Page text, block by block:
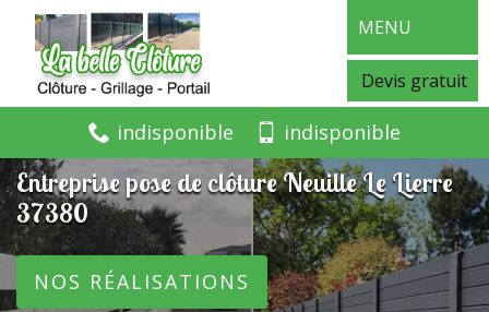
MENU
Devis gratuit
indisponible indisponible
Entreprise pose de clôture Neuille Le Lierre
37380
NOS RÉALISATIONS